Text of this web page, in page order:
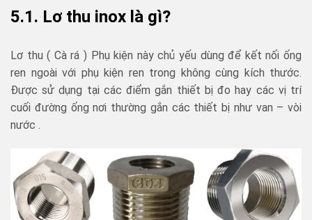
5.1. Lơ thu inox là gì?
Lơ thu ( Cà rá ) Phụ kiện này chủ yếu dùng để kết nối ống
ren ngoài với phụ kiện ren trong không cùng kích thước.
Được sử dụng tại các điểm gắn thiết bị đo hay các vị trí
cuối đường ống nơi thường gắn các thiết bị như van – vòi
nước .